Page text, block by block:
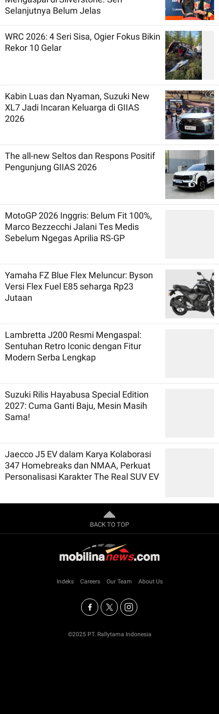
Selanjutnya Belum Jelas
WRC 2026: 4 Seri Sisa, Ogier Fokus Bikin
Rekor 10 Gelar
Kabin Luas dan Nyaman, Suzuki New
XL7 Jadi Incaran Keluarga di GIIAS
2026
The all-new Seltos dan Respons Positif
Pengunjung GIIAS 2026
MotoGP 2026 Inggris: Belum Fit 100%,
Marco Bezzecchi Jalani Tes Medis
Sebelum Ngegas Aprilia RS-GP
Yamaha FZ Blue Flex Meluncur: Byson
Versi Flex Fuel E85 seharga Rp23
Jutaan
Lambretta J200 Resmi Mengaspal:
Sentuhan Retro Iconic dengan Fitur
Modern Serba Lengkap
Suzuki Rilis Hayabusa Special Edition
2027: Cuma Ganti Baju, Mesin Masih
Sama!
Jaecco J5 EV dalam Karya Kolaborasi
347 Homebreaks dan NMAA, Perkuat
Personalisasi Karakter The Real SUV EV
BACK TO TOP
Indeks Careers Our Team About Us
©2025 PT. Rallytama Indonesia